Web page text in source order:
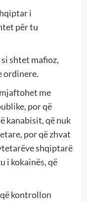
i
për tu
shtet mafioz,
ordinere.
me
por që
kanabisit, që nuk
por që zhvat
shqiptarë
i kokainës, që
kontrollon